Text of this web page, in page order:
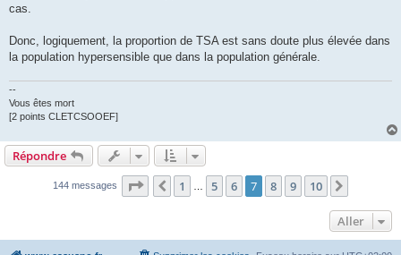
cas.
Donc, logiquement, la proportion de TSA est sans doute plus élevée dans
la population hypersensible que dans la population générale.
--
Vous êtes mort
[2 points CLETCSOOEF]
Répondre
144 messages Page sur 10
Précédent
1 5 6 7 8 9 10
Aller